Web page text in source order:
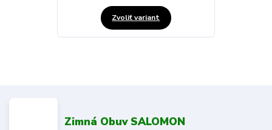
Zvoliť variant
Zimná Obuv SALOMON